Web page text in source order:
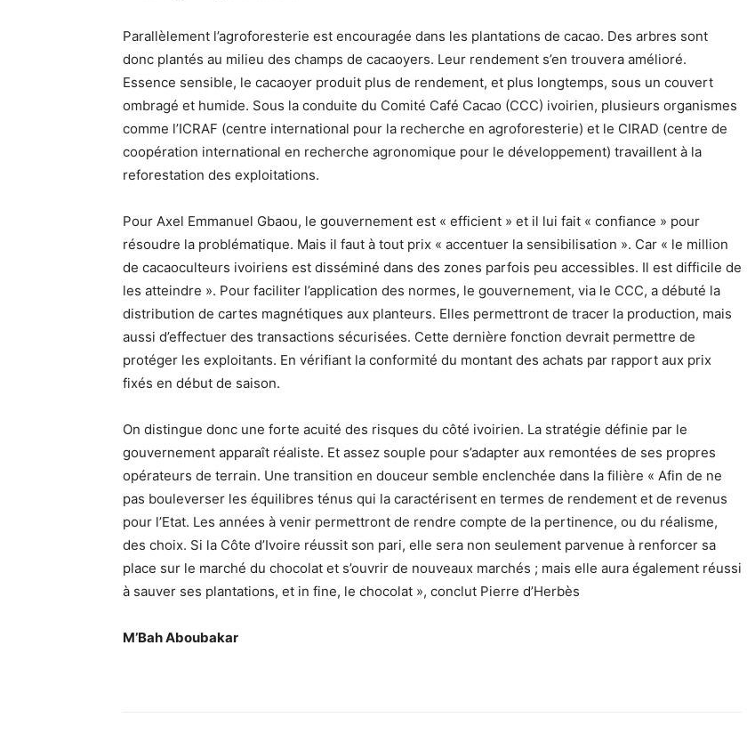
Parallèlement l’agroforesterie est encouragée dans les plantations de cacao. Des arbres sont
donc plantés au milieu des champs de cacaoyers. Leur rendement s’en trouvera amélioré.
Essence sensible, le cacaoyer produit plus de rendement, et plus longtemps, sous un couvert
ombragé et humide. Sous la conduite du Comité Café Cacao (CCC) ivoirien, plusieurs organismes
comme l’ICRAF (centre international pour la recherche en agroforesterie) et le CIRAD (centre de
coopération international en recherche agronomique pour le développement) travaillent à la
reforestation des exploitations.
Pour Axel Emmanuel Gbaou, le gouvernement est « efficient » et il lui fait « confiance » pour
résoudre la problématique. Mais il faut à tout prix « accentuer la sensibilisation ». Car « le million
de cacaoculteurs ivoiriens est disséminé dans des zones parfois peu accessibles. Il est difficile de
les atteindre ». Pour faciliter l’application des normes, le gouvernement, via le CCC, a débuté la
distribution de cartes magnétiques aux planteurs. Elles permettront de tracer la production, mais
aussi d’effectuer des transactions sécurisées. Cette dernière fonction devrait permettre de
protéger les exploitants. En vérifiant la conformité du montant des achats par rapport aux prix
fixés en début de saison.
On distingue donc une forte acuité des risques du côté ivoirien. La stratégie définie par le
gouvernement apparaît réaliste. Et assez souple pour s’adapter aux remontées de ses propres
opérateurs de terrain. Une transition en douceur semble enclenchée dans la filière « Afin de ne
pas bouleverser les équilibres ténus qui la caractérisent en termes de rendement et de revenus
pour l’Etat. Les années à venir permettront de rendre compte de la pertinence, ou du réalisme,
des choix. Si la Côte d’Ivoire réussit son pari, elle sera non seulement parvenue à renforcer sa
place sur le marché du chocolat et s’ouvrir de nouveaux marchés ; mais elle aura également réussi
à sauver ses plantations, et in fine, le chocolat », conclut Pierre d’Herbès
M’Bah Aboubakar